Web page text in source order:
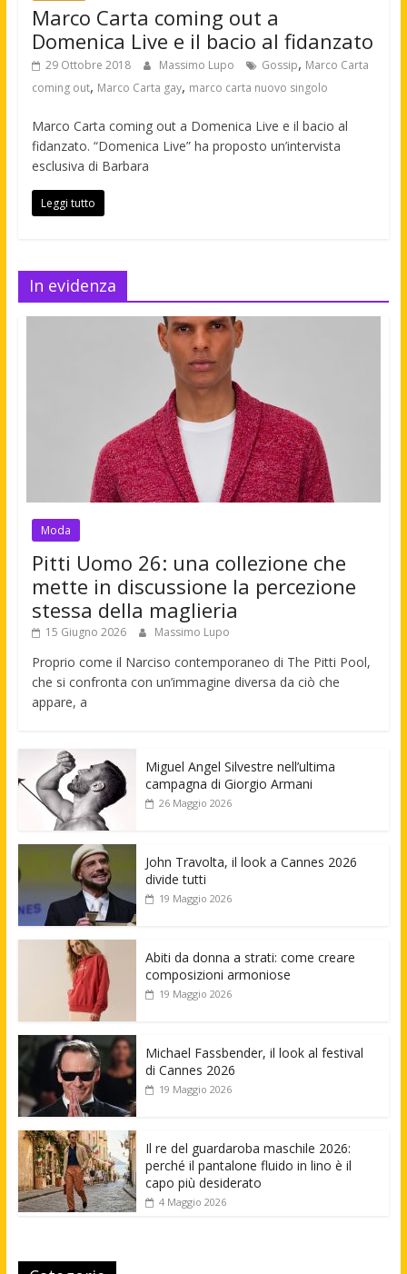
Marco Carta coming out a
Domenica Live e il bacio al fidanzato
29 Ottobre 2018 Massimo Lupo Gossip, Marco Carta
coming out, Marco Carta gay, marco carta nuovo singolo
Marco Carta coming out a Domenica Live e il bacio al
fidanzato. “Domenica Live” ha proposto un’intervista
esclusiva di Barbara
Leggi tutto
In evidenza
Moda
Pitti Uomo 26: una collezione che
mette in discussione la percezione
stessa della maglieria
15 Giugno 2026 Massimo Lupo
Proprio come il Narciso contemporaneo di The Pitti Pool,
che si confronta con un’immagine diversa da ciò che
appare, a
Miguel Angel Silvestre nell’ultima
campagna di Giorgio Armani
26 Maggio 2026
John Travolta, il look a Cannes 2026
divide tutti
19 Maggio 2026
Abiti da donna a strati: come creare
composizioni armoniose
19 Maggio 2026
Michael Fassbender, il look al festival
di Cannes 2026
19 Maggio 2026
Il re del guardaroba maschile 2026:
perché il pantalone fluido in lino è il
capo più desiderato
4 Maggio 2026